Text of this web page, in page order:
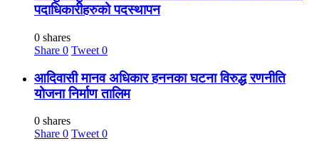
पदाधिकारीहरुको पदस्थापन
0 shares
Share 0 Tweet 0
आदिवासी मानव अधिकार हननका घटना विरुद्ध रणनीति
योजना निर्माण तालिम
0 shares
Share 0 Tweet 0